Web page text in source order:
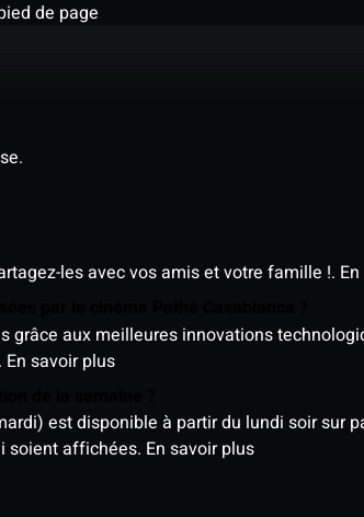
de page
les avec vos amis et votre famille !.
aux meilleures innovations
En savoir plus
est disponible à partir du lundi soir
soient affichées. En savoir plus